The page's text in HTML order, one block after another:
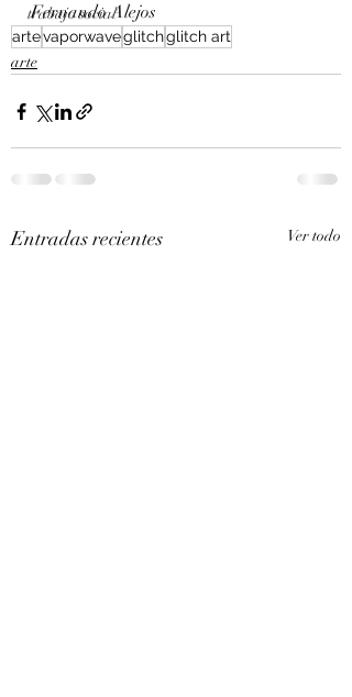
trabajo social
Fernando Alejos
artevaporwaveglitchglitch art
arte
Entradas recientes Ver todo